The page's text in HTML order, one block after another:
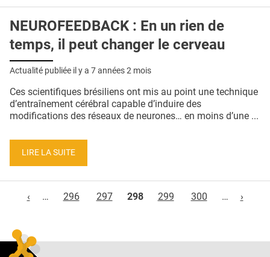
NEUROFEEDBACK : En un rien de
temps, il peut changer le cerveau
Actualité publiée il y a 7 années 2 mois
Ces scientifiques brésiliens ont mis au point une technique
d’entraînement cérébral capable d’induire des
modifications des réseaux de neurones… en moins d’une ...
LIRE LA SUITE
‹
… 296 297 298 299 300 … ›